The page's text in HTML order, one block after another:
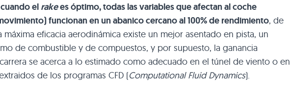
cuando el rakees óptimo, todas las variables que afectan al coche
funcionan en un abanico cercano al 100% de rendimiento, de
máxima eficacia aerodinámica existe un mejor asentado en pista, un
de combustible y de compuestos, y por supuesto, la ganancia
se acerca a lo estimado como adecuado en el túnel de viento o en
de los programas CFD (Computational Fluid Dynamics).